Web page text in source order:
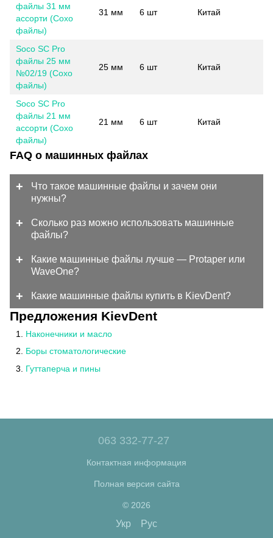
файлы 31 мм
ассорти (Сохо
файлы)
31 мм 6 шт Китай
Soco SC Pro
файлы 25 мм
№02/19 (Сохо
файлы)
25 мм 6 шт Китай
Soco SC Pro
файлы 21 мм
ассорти (Сохо
файлы)
21 мм 6 шт Китай
FAQ о машинных файлах
Что такое машинные файлы и зачем они
нужны?
Сколько раз можно использовать машинные
файлы?
Какие машинные файлы лучше — Protaper или
WaveOne?
Какие машинные файлы купить в KievDent?
Предложения KievDent
Наконечники и масло
Боры стоматологические
Гуттаперча и пины
063 332-77-27
Контактная информация
Полная версия сайта
© 2026
Укр Рус